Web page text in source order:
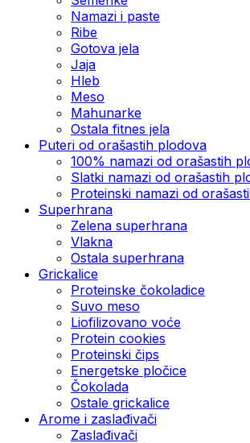
Namazi i paste
Ribe
Gotova jela
Јаја
Hleb
Meso
Mahunarke
Ostala fitnes jela
Puteri od orašastih plodova
100% namazi od orašastih
Slatki namazi od orašastih
Proteinski namazi od
Superhrana
Zelena superhrana
Vlakna
Ostala superhrana
Grickalice
Proteinske čokoladice
Suvo meso
Liofilizovano voće
Protein cookies
Proteinski čips
Energetske pločice
Čokolada
Ostale grickalice
Arome i zaslađivači
Zaslađivači